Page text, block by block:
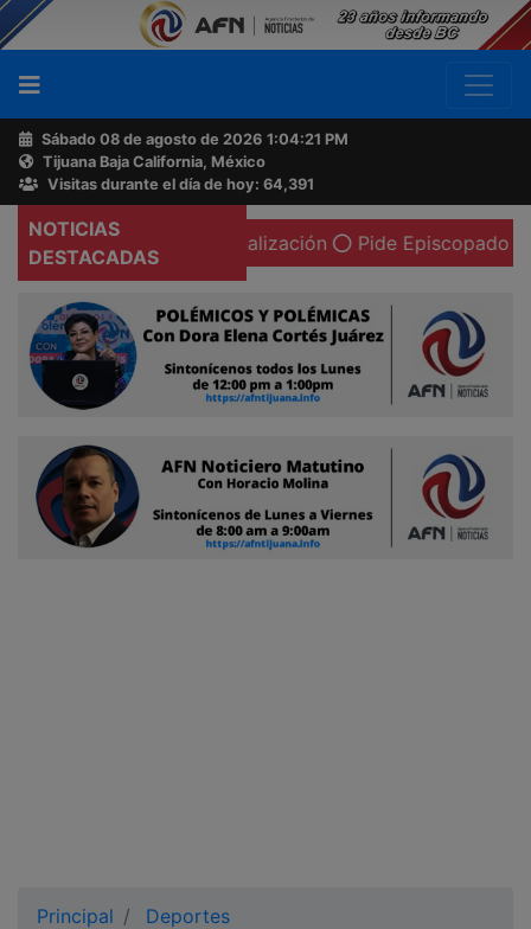
Sábado 08 de agosto de 2026 1:04:22 PM
Tijuana Baja California, México
Visitas durante el día de hoy: 64,391
NOTICIAS
DESTACADAS
en la canalización Pide Episcopado Mexicano
Principal
Deportes
Buscador
Acerca
de
AFN
Ventas
Contacto
Reportero
Ciudadano